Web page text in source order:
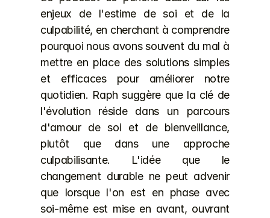
enjeux de l'estime de soi et de la
culpabilité, en cherchant à comprendre
pourquoi nous avons souvent du mal à
mettre en place des solutions simples
et efficaces pour améliorer notre
quotidien. Raph suggère que la clé de
l'évolution réside dans un parcours
d'amour de soi et de bienveillance,
plutôt que dans une approche
culpabilisante. L'idée que le
changement durable ne peut advenir
que lorsque l'on est en phase avec
soi-même est mise en avant, ouvrant